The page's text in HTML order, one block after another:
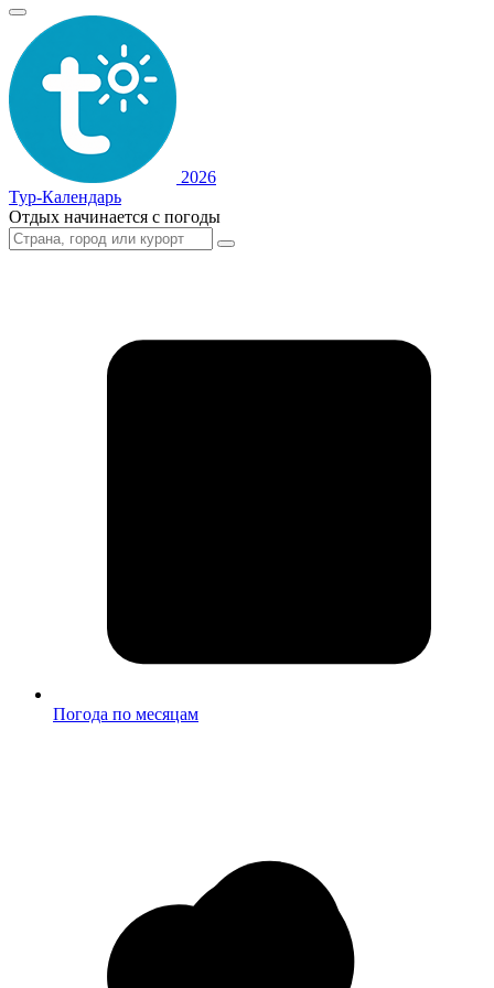
2026
Тур-Календарь
Отдых начинается с погоды
Погода по месяцам